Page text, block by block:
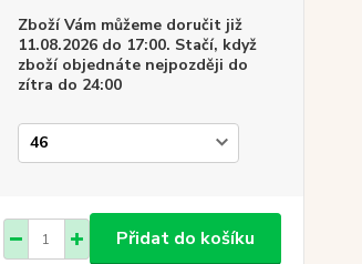
Zboží Vám můžeme doručit již
11.08.2026 do 17:00. Stačí, když
zboží objednáte nejpozději do
zítra do 24:00
Přidat do košíku